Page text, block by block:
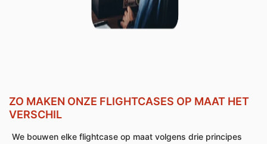
ZO MAKEN ONZE FLIGHTCASES OP MAAT HET
VERSCHIL
We bouwen elke flightcase op maat volgens drie principes